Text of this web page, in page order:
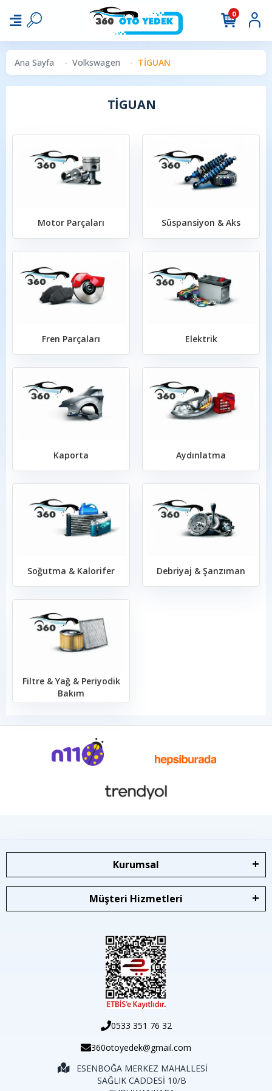
0
Ana Sayfa Volkswagen TİGUAN
TİGUAN
Motor Parçaları Süspansiyon & Aks
Fren Parçaları Elektrik
Kaporta Aydınlatma
Soğutma & Kalorifer Debriyaj & Şanzıman
Filtre & Yağ & Periyodik
Bakım
Kurumsal
Müşteri Hizmetleri
0533 351 76 32
360otoyedek@gmail.com
ESENBOĞA MERKEZ MAHALLESİ
SAĞLIK CADDESİ 10/B